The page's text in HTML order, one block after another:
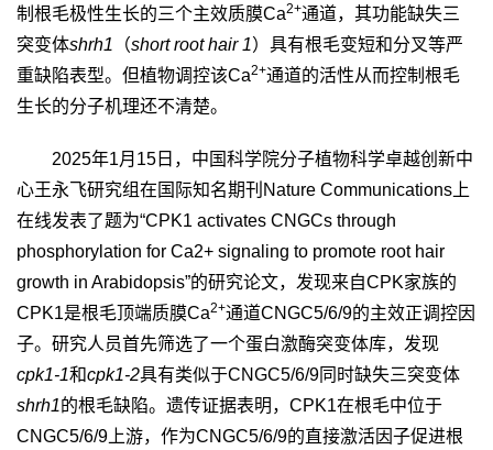
制根毛极性生长的三个主效质膜Ca2+通道，其功能缺失三
突变体shrh1 （short root hair 1）具有根毛变短和分叉等严
重缺陷表型。但植物调控该Ca2+通道的活性从而控制根毛
生长的分子机理还不清楚。
2025年1月 15 日，中国科学院分子植物科学卓越创新中
心王永飞研究组在国际知名期刊 Nature Communications 上
在线发表了题为“CPK1 activates CNGCs through
phosphorylation for Ca2+ signaling to promote root hair
growth in Arabidopsis”的研究论文，发现来自CPK家族的
CPK1是根毛顶端质膜Ca2+通道CNGC5/6/9的主效正调控因
子。研究人员首先筛选了一个蛋白激酶突变体库，发现
cpk1-1和cpk1-2具有类似于CNGC5/6/9同时缺失三突变体
shrh1的根毛缺陷。遗传证据表明， CPK1在根毛中位于
CNGC5/6/9 上游，作为CNGC5/6/9的直接激活因子促进根